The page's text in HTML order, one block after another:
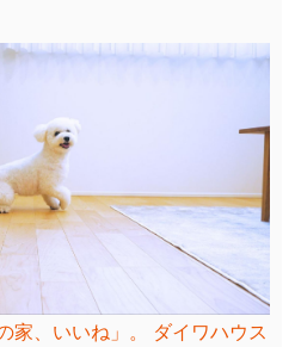
家、いいね」。 ダイワハウス